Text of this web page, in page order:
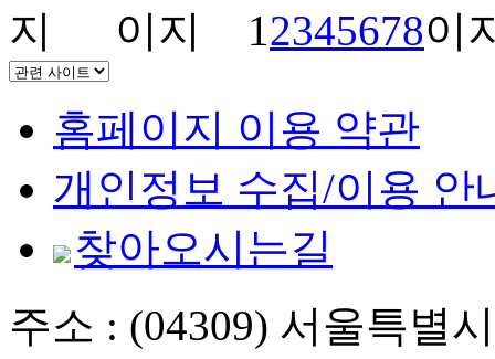
12345678
홈페이지 이용 약관
개인정보 수집/이용 안
찾아오시는길
주소 : (04309) 서울특별